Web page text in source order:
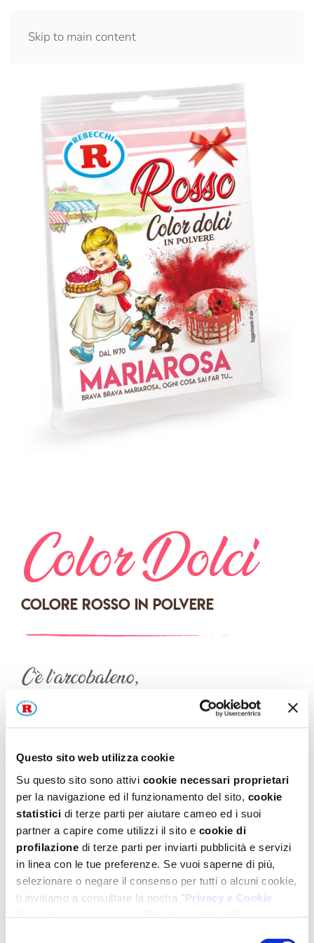
Questo sito web utilizza cookie
Su questo sito sono attivi cookie necessari proprietari
per la navigazione ed il funzionamento del sito, cookie
statistici di terze parti per aiutare cameo ed i suoi
partner a capire come utilizzi il sito e cookie di
profilazione di terze parti per inviarti pubblicità e servizi
in linea con le tue preferenze. Se vuoi saperne di più,
selezionare o negare il consenso per tutti o alcuni cookie,
ti invitiamo a consultare la nostra "Privacy e Cookie
Skip to main content
Color Dolci
Colore rosso in polvere
C’è l’arcobaleno,
ne prendo i colori:
dal cielo sereno,
li aggiungo ai sapori.
Basta poco, una magia,
ora creo con fantasia!
Color Dolci
Colore in poolvere ideale per colorare
impasti di torte, biscotti e creme.